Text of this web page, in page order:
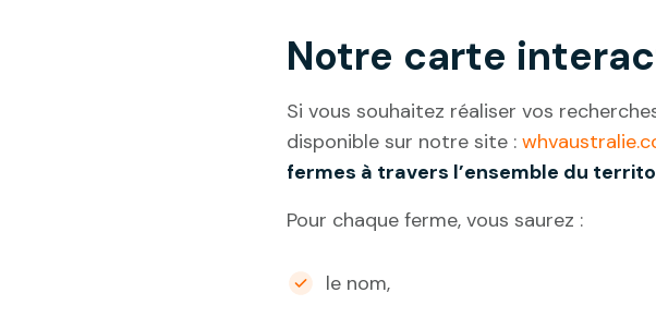
Notre carte
Si vous souhaitez réaliser vos
disponible sur notre site :
fermes à travers l’ensemble du
Pour chaque ferme, vous saurez :
le nom,